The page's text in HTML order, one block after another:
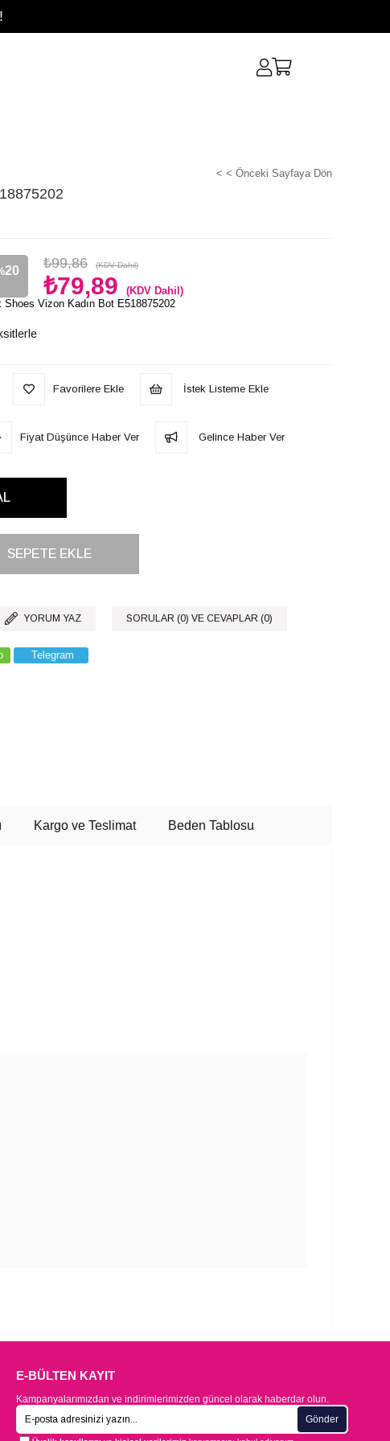
< < Önceki Sayfaya Dön
20 ₺99,86 (KDV Dahil)
₺79,89 (KDV Dahil)
Shoes Vizon Kadın Bot E518875202
Favorilere Ekle İstek Listeme Ekle
Fiyat Düşünce Haber Ver Gelince Haber Ver
YORUM YAZ SORULAR (0) VE CEVAPLAR (0)
Telegram
Kargo ve Teslimat Beden Tablosu
E-BÜLTEN KAYIT
Kampanyalarımızdan ve indirimlerimizden güncel olarak haberdar olun.
Gönder